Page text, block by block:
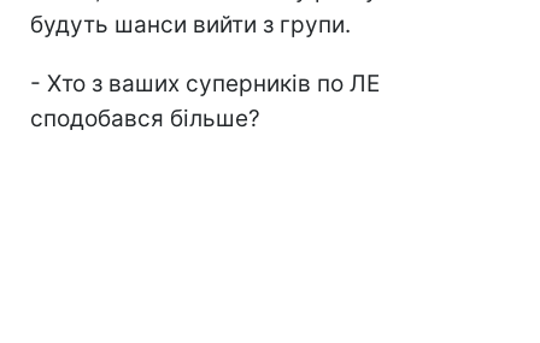
будуть шанси вийти з групи.
- Хто з ваших суперників по ЛЕ
сподобався більше?